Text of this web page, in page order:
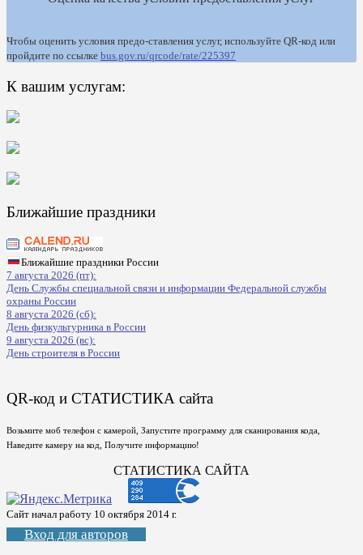
Чтобы оценить условия предо-ставления услуг, используйте QR-код или
пройдите по ссылке bus.gov.ru/qrcode/rate/225397
К вашим услугам:
Ближайшие праздники
Ближайшие праздники России
7 августа 2026 (пт):
День Службы специальной связи и информации Федеральной службы
охраны России
8 августа 2026 (сб):
День физкультурника в России
9 августа 2026 (вс):
День строителя в России
QR-код и СТАТИСТИКА сайта
Возьмите моб телефон с камерой, Запустите программу для сканирования кода,
Наведите камеру на код, Получите информацию!
СТАТИСТИКА САЙТА
Сайт начал работу 10 октября 2014 г.
Вход для авторов